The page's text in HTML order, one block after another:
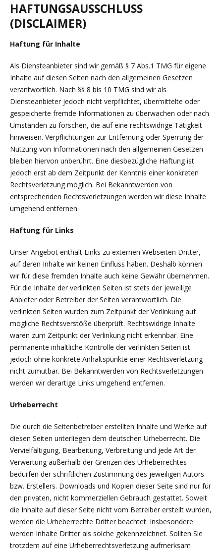
HAFTUNGSAUSSCHLUSS
(DISCLAIMER)
Haftung für Inhalte
Als Diensteanbieter sind wir gemäß § 7 Abs.1 TMG für eigene
Inhalte auf diesen Seiten nach den allgemeinen Gesetzen
verantwortlich. Nach §§ 8 bis 10 TMG sind wir als
Diensteanbieter jedoch nicht verpflichtet, übermittelte oder
gespeicherte fremde Informationen zu überwachen oder nach
Umständen zu forschen, die auf eine rechtswidrige Tätigkeit
hinweisen. Verpflichtungen zur Entfernung oder Sperrung der
Nutzung von Informationen nach den allgemeinen Gesetzen
bleiben hiervon unberührt. Eine diesbezügliche Haftung ist
jedoch erst ab dem Zeitpunkt der Kenntnis einer konkreten
Rechtsverletzung möglich. Bei Bekanntwerden von
entsprechenden Rechtsverletzungen werden wir diese Inhalte
umgehend entfernen.
Haftung für Links
Unser Angebot enthält Links zu externen Webseiten Dritter,
auf deren Inhalte wir keinen Einfluss haben. Deshalb können
wir für diese fremden Inhalte auch keine Gewähr übernehmen.
Für die Inhalte der verlinkten Seiten ist stets der jeweilige
Anbieter oder Betreiber der Seiten verantwortlich. Die
verlinkten Seiten wurden zum Zeitpunkt der Verlinkung auf
mögliche Rechtsverstöße überprüft. Rechtswidrige Inhalte
waren zum Zeitpunkt der Verlinkung nicht erkennbar. Eine
permanente inhaltliche Kontrolle der verlinkten Seiten ist
jedoch ohne konkrete Anhaltspunkte einer Rechtsverletzung
nicht zumutbar. Bei Bekanntwerden von Rechtsverletzungen
werden wir derartige Links umgehend entfernen.
Urheberrecht
Die durch die Seitenbetreiber erstellten Inhalte und Werke auf
diesen Seiten unterliegen dem deutschen Urheberrecht. Die
Vervielfältigung, Bearbeitung, Verbreitung und jede Art der
Verwertung außerhalb der Grenzen des Urheberrechtes
bedürfen der schriftlichen Zustimmung des jeweiligen Autors
bzw. Erstellers. Downloads und Kopien dieser Seite sind nur für
den privaten, nicht kommerziellen Gebrauch gestattet. Soweit
die Inhalte auf dieser Seite nicht vom Betreiber erstellt wurden,
werden die Urheberrechte Dritter beachtet. Insbesondere
werden Inhalte Dritter als solche gekennzeichnet. Sollten Sie
trotzdem auf eine Urheberrechtsverletzung aufmerksam